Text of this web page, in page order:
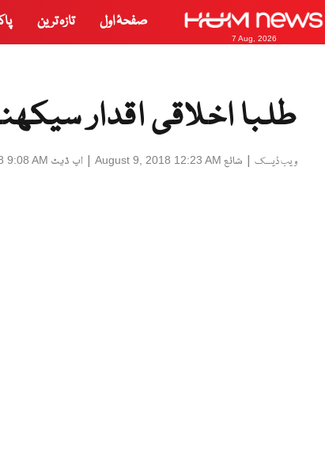
7 Aug, 2026
صفحۂ اول تازہ ترین
طلبا اخلاقی اقدار
ویب ڈیسک | شائع August 9, 2018 12:23 AM
| اپ ڈیٹ 9:08 AM